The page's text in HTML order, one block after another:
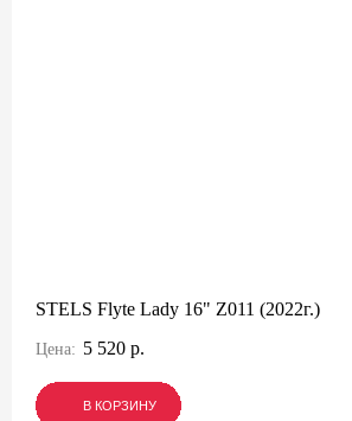
STELS Flyte Lady 16" Z011 (2022г.)
Цена: 5 520 р.
В КОРЗИНУ
В КОРЗИНУ
В КОРЗИНУ